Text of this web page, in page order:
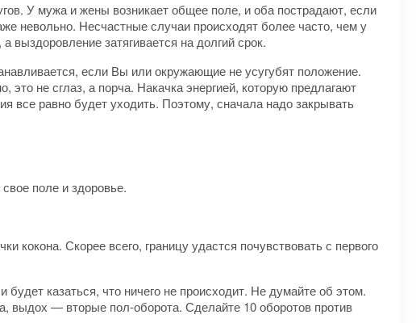
У мужа и жены возникает общее поле, и оба пострадают, если
невольно. Несчастные случаи происходят более часто, чем у
выздоровление затягивается на долгий срок.
если Вы или окружающие не усугубят положение.
не сглаз, а порча. Накачка энергией, которую предлагают
все равно будет уходить. Поэтому, сначала надо закрывать
поле и здоровье.
кокона. Скорее всего, границу удастся почувствовать с первого
будет казаться, что ничего не происходит. Не думайте об этом.
выдох — вторые пол-оборота. Сделайте 10 оборотов против